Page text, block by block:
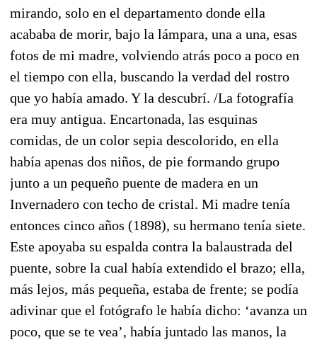
mirando, solo en el departamento donde ella
acababa de morir, bajo la lámpara, una a una, esas
fotos de mi madre, volviendo atrás poco a poco en
el tiempo con ella, buscando la verdad del rostro
que yo había amado. Y la descubrí. /La fotografía
era muy antigua. Encartonada, las esquinas
comidas, de un color sepia descolorido, en ella
había apenas dos niños, de pie formando grupo
junto a un pequeño puente de madera en un
Invernadero con techo de cristal. Mi madre tenía
entonces cinco años (1898), su hermano tenía siete.
Este apoyaba su espalda contra la balaustrada del
puente, sobre la cual había extendido el brazo; ella,
más lejos, más pequeña, estaba de frente; se podía
adivinar que el fotógrafo le había dicho: ‘avanza un
poco, que se te vea’, había juntado las manos, la